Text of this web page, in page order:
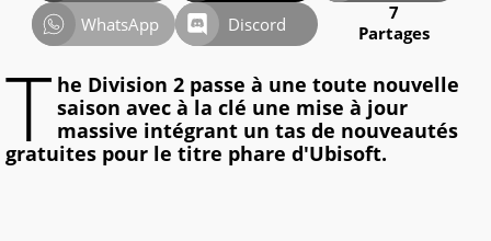
WhatsApp
Discord
7
Partages
T he Division 2 passe à une toute nouvelle
saison avec à la clé une mise à jour
massive intégrant un tas de nouveautés
gratuites pour le titre phare d'Ubisoft.